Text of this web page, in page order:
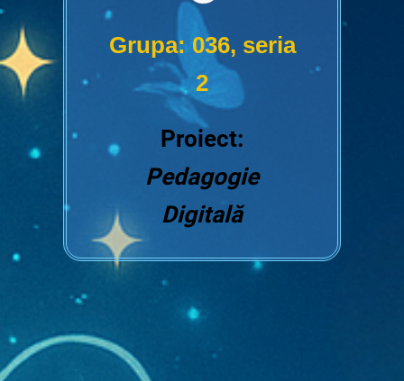
Grupa: 036, seria
2
Proiect:
Pedagogie
Digitală